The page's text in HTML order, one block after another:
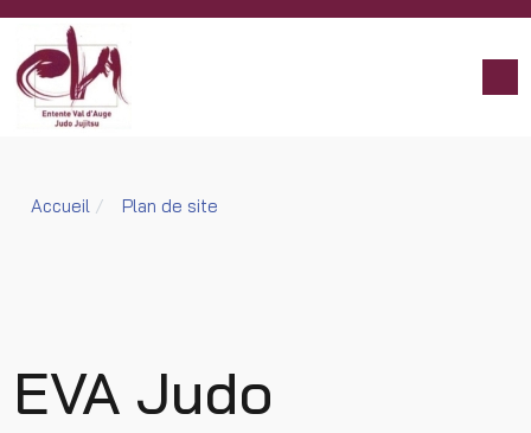
Accueil Plan de site
EVA Judo